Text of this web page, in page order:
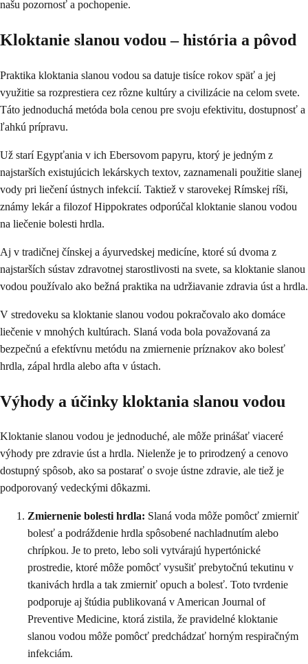
našu pozornosť a pochopenie.
Kloktanie slanou vodou – história a pôvod
Praktika kloktania slanou vodou sa datuje tisíce rokov späť a jej
využitie sa rozprestiera cez rôzne kultúry a civilizácie na celom svete.
Táto jednoduchá metóda bola cenou pre svoju efektivitu, dostupnosť a
ľahkú prípravu.
Už starí Egypťania v ich Ebersovom papyru, ktorý je jedným z
najstarších existujúcich lekárskych textov, zaznamenali použitie slanej
vody pri liečení ústnych infekcií. Taktiež v starovekej Rímskej ríši,
známy lekár a filozof Hippokrates odporúčal kloktanie slanou vodou
na liečenie bolesti hrdla.
Aj v tradičnej čínskej a áyurvedskej medicíne, ktoré sú dvoma z
najstarších sústav zdravotnej starostlivosti na svete, sa kloktanie slanou
vodou používalo ako bežná praktika na udržiavanie zdravia úst a hrdla.
V stredoveku sa kloktanie slanou vodou pokračovalo ako domáce
liečenie v mnohých kultúrach. Slaná voda bola považovaná za
bezpečnú a efektívnu metódu na zmiernenie príznakov ako bolesť
hrdla, zápal hrdla alebo afta v ústach.
Výhody a účinky kloktania slanou vodou
Kloktanie slanou vodou je jednoduché, ale môže prinášať viaceré
výhody pre zdravie úst a hrdla. Nielenže je to prirodzený a cenovo
dostupný spôsob, ako sa postarať o svoje ústne zdravie, ale tiež je
podporovaný vedeckými dôkazmi.
Zmiernenie bolesti hrdla: Slaná voda môže pomôcť zmierniť
bolesť a podráždenie hrdla spôsobené nachladnutím alebo
chrípkou. Je to preto, lebo soli vytvárajú hypertónické
prostredie, ktoré môže pomôcť vysušiť prebytočnú tekutinu v
tkanivách hrdla a tak zmierniť opuch a bolesť. Toto tvrdenie
podporuje aj štúdia publikovaná v American Journal of
Preventive Medicine, ktorá zistila, že pravidelné kloktanie
slanou vodou môže pomôcť predchádzať horným respiračným
infekciám.